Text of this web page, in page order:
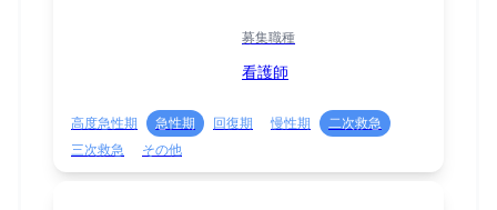
募集職種
看護師
高度急性期 急性期 回復期 慢性期
二次救急
三次救急
その他